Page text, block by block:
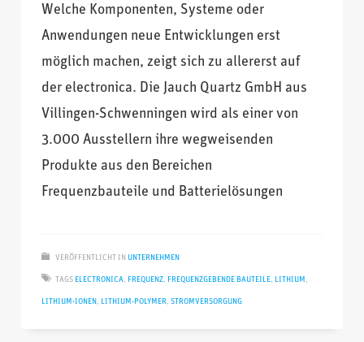
Welche Komponenten, Systeme oder
Anwendungen neue Entwicklungen erst
möglich machen, zeigt sich zu allererst auf
der electronica. Die Jauch Quartz GmbH aus
Villingen-Schwenningen wird als einer von
3.000 Ausstellern ihre wegweisenden
Produkte aus den Bereichen
Frequenzbauteile und Batterielösungen
VERÖFFENTLICHT IN UNTERNEHMEN
TAGS ELECTRONICA, FREQUENZ, FREQUENZGEBENDE BAUTEILE, LITHIUM ,
LITHIUM-IONEN, LITHIUM-POLYMER,STROMVERSORGUNG